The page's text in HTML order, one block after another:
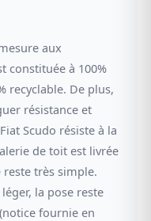
aux
constituée à 100%
recyclable. De plus,
résistance et
Scudo résiste à la
de toit est livrée
très simple.
la pose reste
fournie en